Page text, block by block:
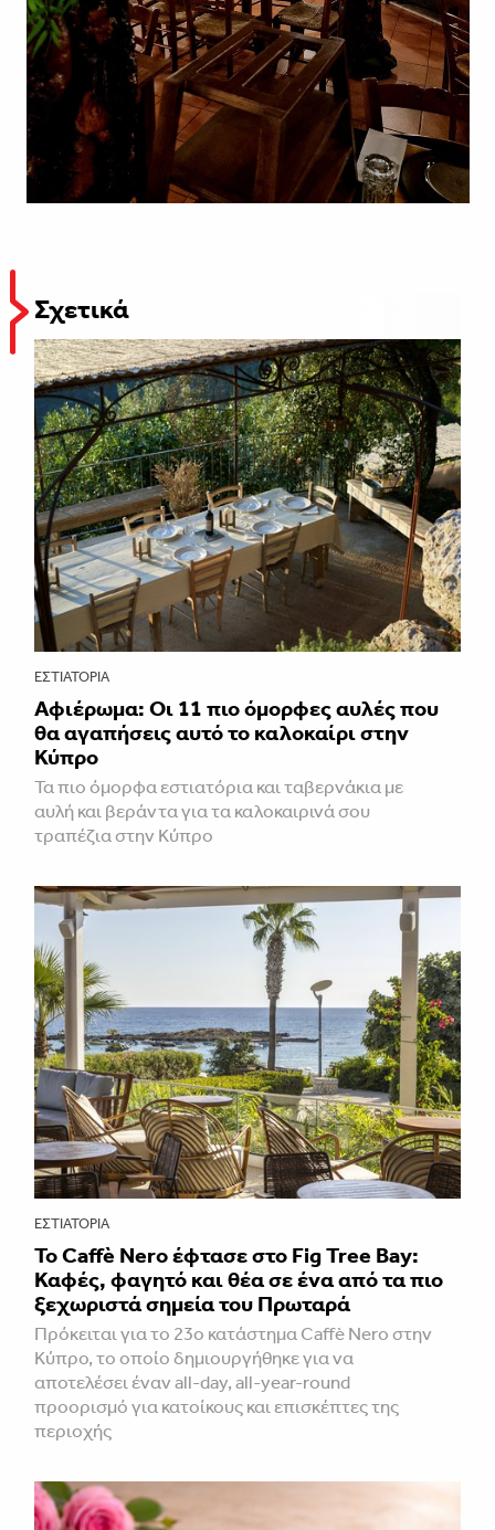
Σχετικά
ΕΣΤΙΑΤΌΡΙΑ
Αφιέρωμα: Οι 11 πιο όμορφες αυλές που
θα αγαπήσεις αυτό το καλοκαίρι στην
Κύπρο
Τα πιο όμορφα εστιατόρια και ταβερνάκια με
αυλή και βεράντα για τα καλοκαιρινά σου
τραπέζια στην Κύπρο
ΕΣΤΙΑΤΌΡΙΑ
Το Caffè Nero έφτασε στο Fig Tree Bay:
Καφές, φαγητό και θέα σε ένα από τα πιο
ξεχωριστά σημεία του Πρωταρά
Πρόκειται για το 23ο κατάστημα Caffè Nero στην
Κύπρο, το οποίο δημιουργήθηκε για να
αποτελέσει έναν all-day, all-year-round
προορισμό για κατοίκους και επισκέπτες της
περιοχής